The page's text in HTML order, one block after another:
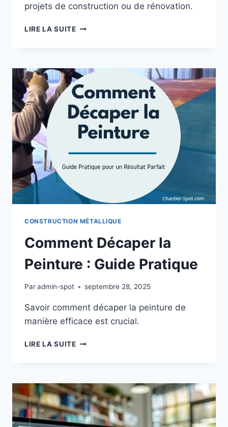
projets de construction ou de rénovation.
LIRE LA SUITEESCALIER
INSTALLER
ET
ENTRETENIR
VOTRE
ESCALIER
CONSTRUCTION MÉTALLIQUE
Comment Décaper la
Peinture : Guide Pratique
Paradmin-spot septembre 28, 2025
Savoir comment décaper la peinture de
manière efficace est crucial.
LIRE LA SUITECOMMENT
:
GUIDE
PRATIQUE